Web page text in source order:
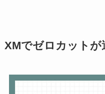
XMでゼロカットが